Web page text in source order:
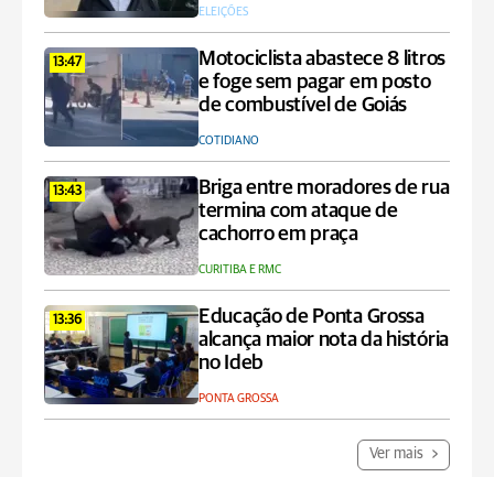
ELEIÇÕES
13:47
Motociclista abastece 8 litros
e foge sem pagar em posto
de combustível de Goiás
COTIDIANO
13:43
Briga entre moradores de rua
termina com ataque de
cachorro em praça
CURITIBA E RMC
13:36
Educação de Ponta Grossa
alcança maior nota da história
no Ideb
PONTA GROSSA
Ver mais